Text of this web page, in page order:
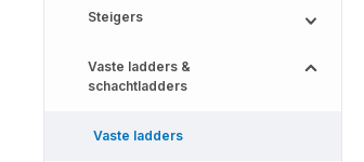
Steigers
Vaste ladders &
schachtladders
Vaste ladders